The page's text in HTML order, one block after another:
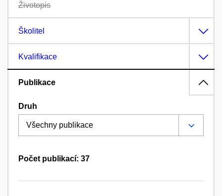
Životopis
Školitel
Kvalifikace
Publikace
Druh
Počet publikací: 37